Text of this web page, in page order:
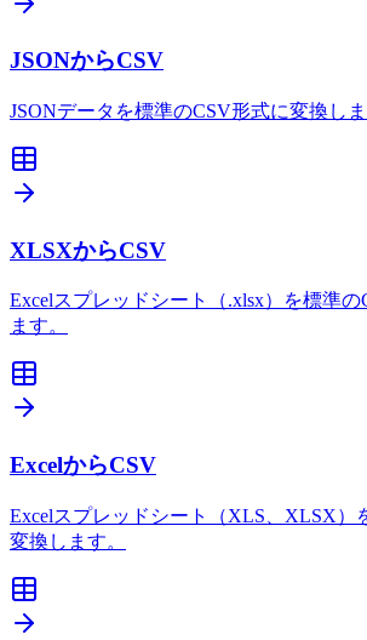
JSONからCSV
JSONデータを標準のCSV形式に変換しま
XLSXからCSV
Excelスプレッドシート（.xlsx）を標準
ます。
ExcelからCSV
Excelスプレッドシート（XLS、XLSX）
変換します。